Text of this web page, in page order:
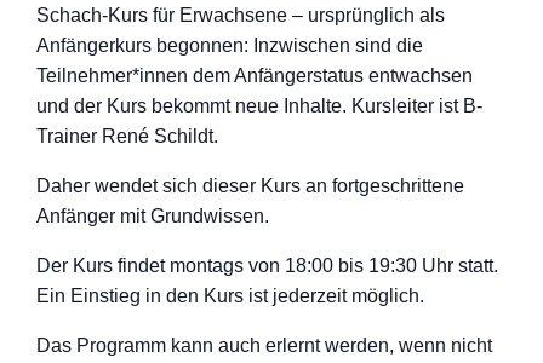
Schach-Kurs für Erwachsene – ursprünglich als
Anfängerkurs begonnen: Inzwischen sind die
Teilnehmer*innen dem Anfängerstatus entwachsen
und der Kurs bekommt neue Inhalte. Kursleiter ist B-
Trainer René Schildt.
Daher wendet sich dieser Kurs an fortgeschrittene
Anfänger mit Grundwissen.
Der Kurs findet montags von 18:00 bis 19:30 Uhr statt.
Ein Einstieg in den Kurs ist jederzeit möglich.
Das Programm kann auch erlernt werden, wenn nicht